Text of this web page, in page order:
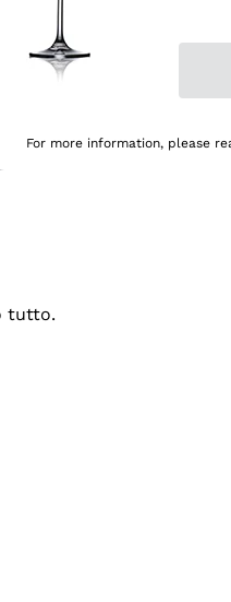
buona e lo consiglio! 👍
tutto.
For more information, please